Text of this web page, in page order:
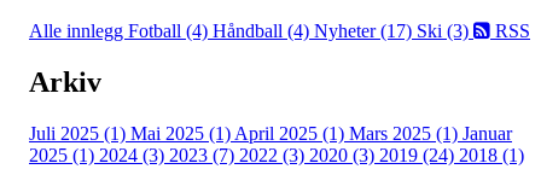
Alle innlegg Fotball (4) Håndball (4) Nyheter (17) Ski (3) RSS
Arkiv
Juli 2025 (1) Mai 2025 (1) April 2025 (1) Mars 2025 (1) Januar
2025 (1) 2024 (3) 2023 (7) 2022 (3) 2020 (3) 2019 (24) 2018 (1)